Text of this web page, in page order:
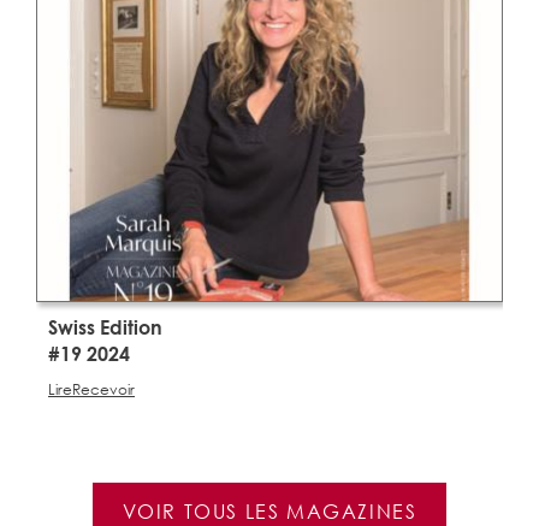
Swiss Edition
#19 2024
LireRecevoir
VOIR TOUS LES MAGAZINES